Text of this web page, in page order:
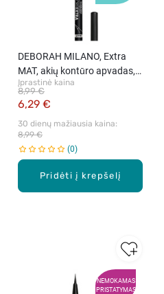
Pridėti į krepšelį
DEBORAH MILANO, Extra
MAT, akių kontūro apvadas,
juodas, 1.5 gr
Įprastinė kaina
6,29 €
8,99 €
30 dienų mažiausia kaina:
8,99 €
0
NEMOKAMAS
PRISTATYMAS